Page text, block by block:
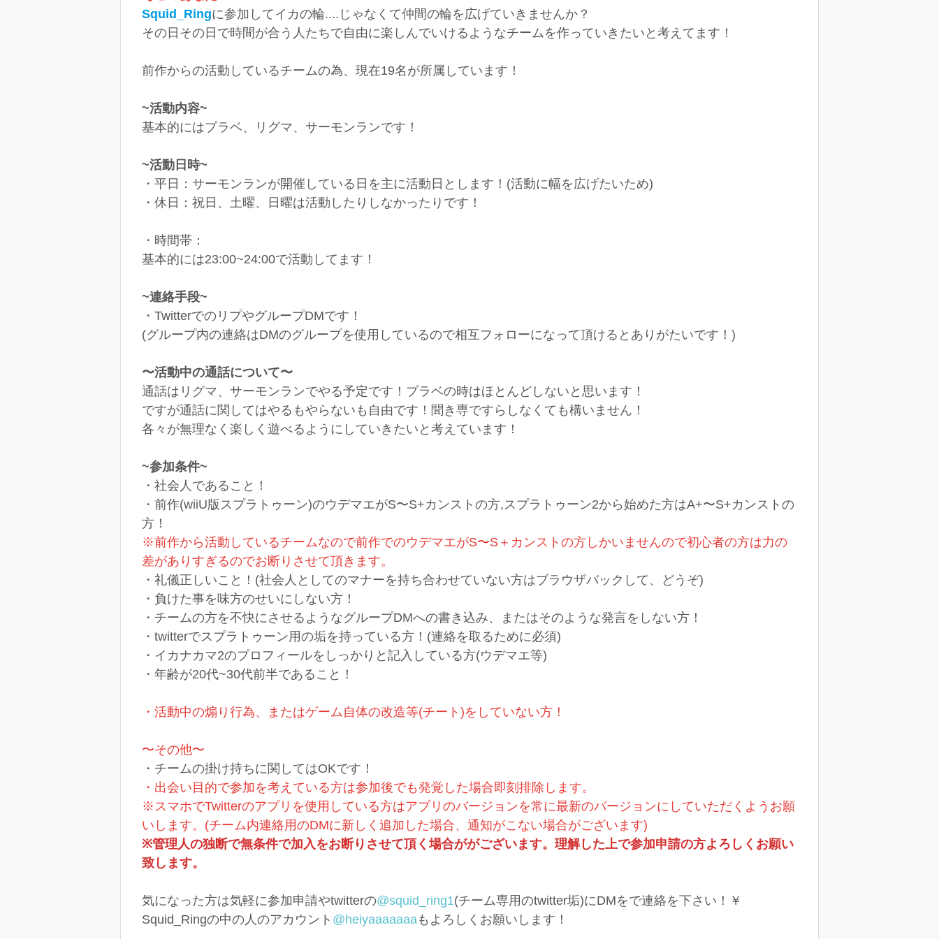
Squid_Ringに参加してイカの輪....じゃなくて仲間の輪を広げていきませんか？
その日その日で時間が合う人たちで自由に楽しんでいけるようなチームを作っていきたいと考えてます！
前作からの活動しているチームの為、現在19名が所属しています！
~活動内容~
基本的にはプラベ、リグマ、サーモンランです！
~活動日時~
・平日：サーモンランが開催している日を主に活動日とします！(活動に幅を広げたいため)
・休日：祝日、土曜、日曜は活動したりしなかったりです！
・時間帯：
基本的には23:00~24:00で活動してます！
~連絡手段~
・TwitterでのリプやグループDMです！
(グループ内の連絡はDMのグループを使用しているので相互フォローになって頂けるとありがたいです！)
〜活動中の通話について〜
通話はリグマ、サーモンランでやる予定です！プラベの時はほとんどしないと思います！
ですが通話に関してはやるもやらないも自由です！聞き専ですらしなくても構いません！
各々が無理なく楽しく遊べるようにしていきたいと考えています！
~参加条件~
・社会人であること！
・前作(wiiU版スプラトゥーン)のウデマエがS〜S+カンストの方,スプラトゥーン2から始めた方はA+〜S+カンストの
方！
※前作から活動しているチームなので前作でのウデマエがS〜S＋カンストの方しかいませんので初心者の方は力の
差がありすぎるのでお断りさせて頂きます。
・礼儀正しいこと！(社会人としてのマナーを持ち合わせていない方はブラウザバックして、どうぞ)
・負けた事を味方のせいにしない方！
・チームの方を不快にさせるようなグループDMへの書き込み、またはそのような発言をしない方！
・twitterでスプラトゥーン用の垢を持っている方！(連絡を取るために必須)
・イカナカマ2のプロフィールをしっかりと記入している方(ウデマエ等)
・年齢が20代~30代前半であること！
・活動中の煽り行為、またはゲーム自体の改造等(チート)をしていない方！
〜その他〜
・チームの掛け持ちに関してはOKです！
・出会い目的で参加を考えている方は参加後でも発覚した場合即刻排除します。
※スマホでTwitterのアプリを使用している方はアプリのバージョンを常に最新のバージョンにしていただくようお願
いします。(チーム内連絡用のDMに新しく追加した場合、通知がこない場合がございます)
※管理人の独断で無条件で加入をお断りさせて頂く場合ががございます。理解した上で参加申請の方よろしくお願い
致します。
気になった方は気軽に参加申請やtwitterの@squid_ring1(チーム専用のtwitter垢)にDMをで連絡を下さい！￥
Squid_Ringの中の人のアカウント @heiyaaaaaaaもよろしくお願いします！